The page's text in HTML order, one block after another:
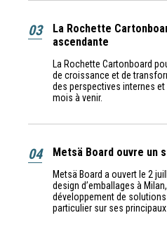
03
La Rochette
ascendante
La Rochette Cartonboard
de croissance et de
des perspectives internes
mois à venir.
04 Metsä Board ouvre un
Metsä Board a ouvert le 2
design d’emballages à
développement de
particulier sur ses